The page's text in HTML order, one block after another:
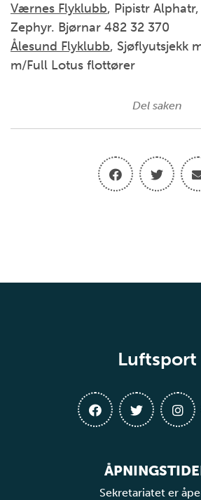
Værnes Flyklubb, Pipistr
Zephyr. Bjørnar 482 32 370
Ålesund Flyklubb, Sjøflyutsjekk
m/Full Lotus flottører
Del saken
Luftsport
Sekretariatet er